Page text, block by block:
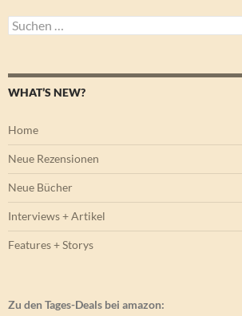
Suchen
nach:
WHAT’S NEW?
Home
Neue Rezensionen
Neue Bücher
Interviews + Artikel
Features + Storys
Zu den Tages-Deals bei amazon: